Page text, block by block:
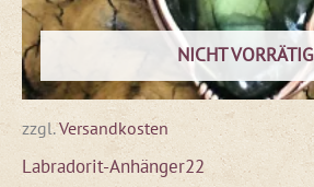
NICHT VORRÄTIG
zzgl.Versandkosten
Labradorit-Anhänger22